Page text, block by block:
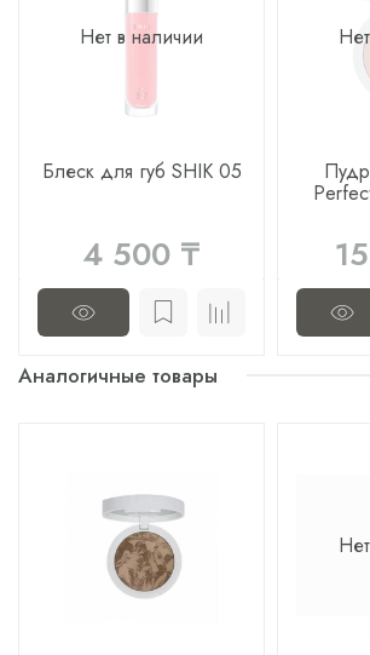
Нет в наличии
Блеск для губ SHIK 05
4 500 ₸
Аналогичные товары